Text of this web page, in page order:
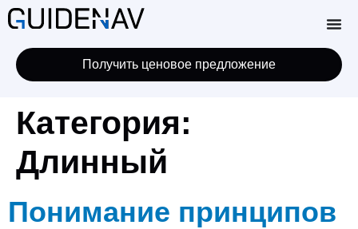
Получить ценовое предложение
Категория:
Длинный
Понимание принципов